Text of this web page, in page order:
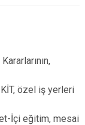
özel iş yerleri
İçi eğitim, mesai